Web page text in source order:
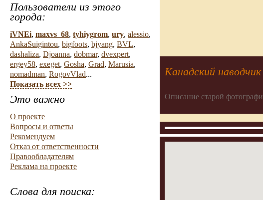
Пользователи из этого
города:
iVNEi, maxvs_68, tyhiygrom, ury, alessio,
AnkaSuigintou, bigfoots, bjyang, BVL,
dashaliza, Djoanna, dobmar, dvexpert,
ergey58, exeget, Gosha, Grad, Marusia,
nomadman, RogovVlad...
Показать всех >>
Это важно
О проекте
Вопросы и ответы
Рекомендуем
Отказ от ответственности
Правообладателям
Реклама на проекте
Слова для поиска:
Канадский
Описание старой